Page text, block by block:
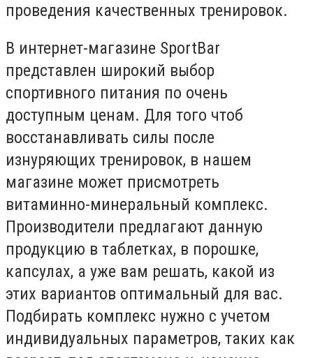
проведения качественных тренировок.
В интернет-магазине SportBar
представлен широкий выбор
спортивного питания по очень
доступным ценам. Для того чтоб
восстанавливать силы после
изнуряющих тренировок, в нашем
магазине может присмотреть
витаминно-минеральный комплекс.
Производители предлагают данную
продукцию в таблетках, в порошке,
капсулах, а уже вам решать, какой из
этих вариантов оптимальный для вас.
Подбирать комплекс нужно с учетом
индивидуальных параметров, таких как